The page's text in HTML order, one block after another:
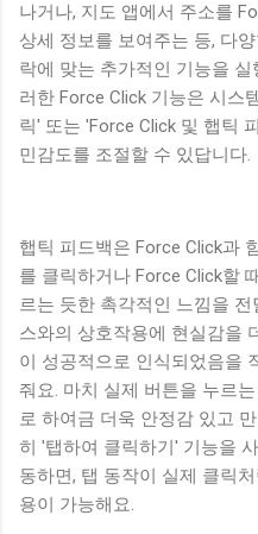
나거나, 지도 앱에서 주소를
상세 정보를 보여주는 등, 다
락에 맞는 추가적인 기능을 실
러한 Force Click 기능은 시스
릭' 또는 'Force Click 및 햅틱
민감도를 조절할 수 있답니다.
햅틱 피드백은 Force Click과
를 클릭하거나 Force Click할
르는 듯한 촉각적인 느낌을 전
스와의 상호작용에 현실감을
이 성공적으로 인식되었음을
줘요. 마치 실제 버튼을 누르
로 하여금 더욱 안정감 있고
히 '탭하여 클릭하기' 기능을
동하면, 탭 동작이 실제 클릭
용이 가능해요.